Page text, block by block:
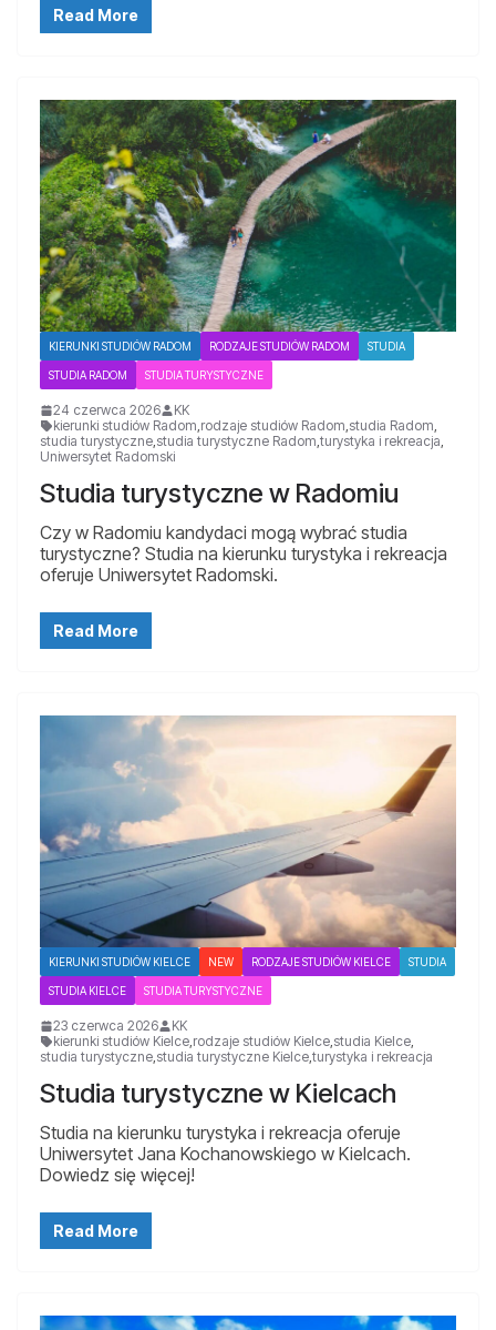
Read More
KIERUNKI STUDIÓW RADOM RODZAJE STUDIÓW RADOM STUDIA
STUDIA RADOM STUDIA TURYSTYCZNE
24 czerwca 2026
KK
kierunki studiów Radom,rodzaje studiów Radom,studia Radom,
studia turystyczne,studia turystyczne Radom,turystyka i rekreacja,
Uniwersytet Radomski
Studia turystyczne w Radomiu
Czy w Radomiu kandydaci mogą wybrać studia
turystyczne? Studia na kierunku turystyka i rekreacja
oferuje Uniwersytet Radomski.
Read More
KIERUNKI STUDIÓW KIELCE NEW RODZAJE STUDIÓW KIELCE STUDIA
STUDIA KIELCE STUDIA TURYSTYCZNE
23 czerwca 2026
KK
kierunki studiów Kielce,rodzaje studiów Kielce,studia Kielce,
studia turystyczne,studia turystyczne Kielce,turystyka i rekreacja
Studia turystyczne w Kielcach
Studia na kierunku turystyka i rekreacja oferuje
Uniwersytet Jana Kochanowskiego w Kielcach.
Dowiedz się więcej!
Read More